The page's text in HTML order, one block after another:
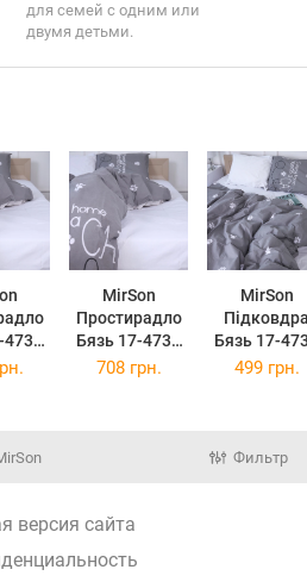
для семей с одним или
двумя детьми.
4737
MirSon
Простирадло
Бязь 17-4737
Cats paws
MirSon
Бязь 17-
Cat's paws
708 грн. 499 грн.
Фильтр
версия сайта